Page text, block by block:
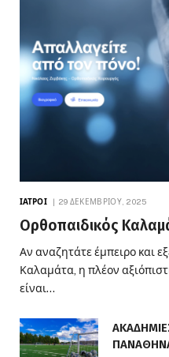
ΙΑΤΡΟΊ 29 ΔΕΚΕΜΒΡΊΟΥ, 2025
Ορθοπαιδικός
Αν αναζητάτε έμπειρο και
Καλαμάτα, η πλέον
είναι…